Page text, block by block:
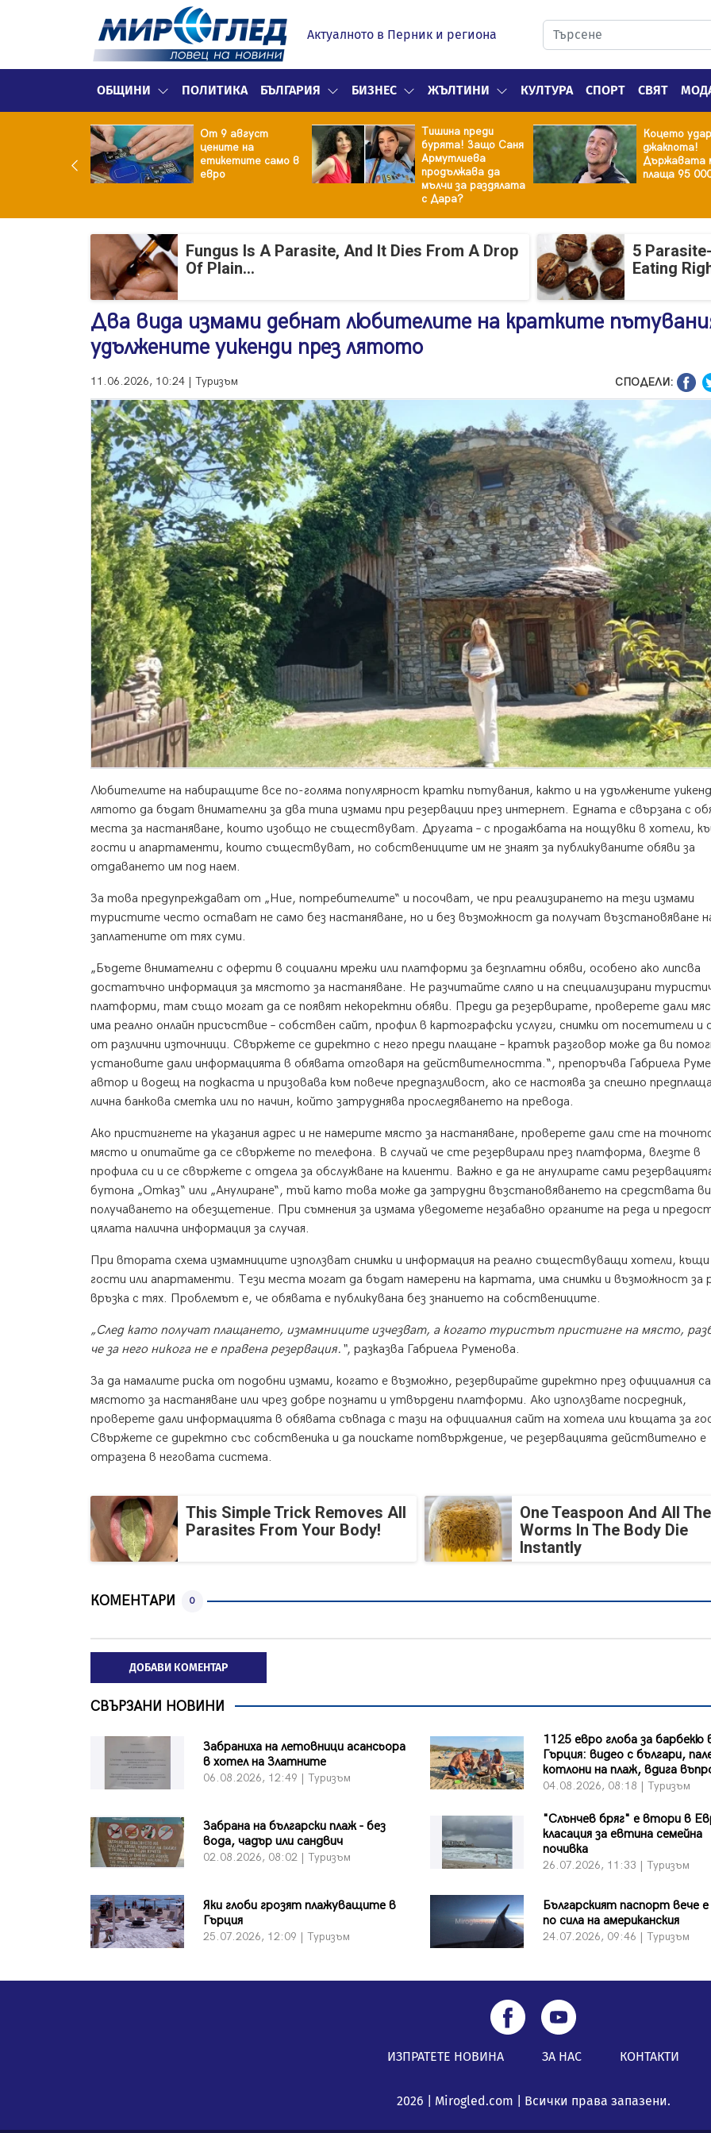
Актуалното в Перник и региона
ОБЩИНИ ПОЛИТИКА БЪЛГАРИЯ БИЗНЕС ЖЪЛТИНИ КУЛТУРА СПОРТ СВЯТ
От 9 август
цените на
етикетите само в
евро
Тишина преди
бурята! Защо Саня
Армутлиева
продължава да
мълчи за раздялата
с Дара?
Коцето
джакпота!
Държавата
плаща 95
Fungus Is A Parasite, And It Dies From A Drop
Of Plain...
5
Eating
Два вида измами дебнат любителите на кратките
удължените уикенди през лятото
11.06.2026, 10:24 | Туризъм СПОДЕЛИ:
Любителите на набиращите все по-голяма популярност кратки пътувания, както и на удължените
лятото да бъдат внимателни за два типа измами при резервации през интернет. Едната е свързана с
места за настаняване, които изобщо не съществуват. Другата – с продажбата на нощувки в хотели,
гости и апартаменти, които съществуват, но собствениците им не знаят за публикуваните обяви за
отдаването им под наем.
За това предупреждават от „Ние, потребителите“ и посочват, че при реализирането на тези измами
туристите често остават не само без настаняване, но и без възможност да получат възстановяване
заплатените от тях суми.
„Бъдете внимателни с оферти в социални мрежи или платформи за безплатни обяви, особено ако липсва
достатъчно информация за мястото за настаняване. Не разчитайте сляпо и на специализирани
платформи, там също могат да се появят некоректни обяви. Преди да резервирате, проверете дали
има реално онлайн присъствие – собствен сайт, профил в картографски услуги, снимки от посетители и
от различни източници. Свържете се директно с него преди плащане – кратък разговор може да ви
установите дали информацията в обявата отговаря на действителността.“, препоръчва Габриела
автор и водещ на подкаста и призовава към повече предпазливост, ако се настоява за спешно
лична банкова сметка или по начин, който затруднява проследяването на превода.
Ако пристигнете на указания адрес и не намерите място за настаняване, проверете дали сте на
място и опитайте да се свържете по телефона. В случай че сте резервирали през платформа, влезте в
профила си и се свържете с отдела за обслужване на клиенти. Важно е да не анулирате сами
бутона „Отказ“ или „Анулиране“, тъй като това може да затрудни възстановяването на средствата ви
получаването на обезщетение. При съмнения за измама уведомете незабавно органите на реда и
цялата налична информация за случая.
При втората схема измамниците използват снимки и информация на реално съществуващи хотели, къщи
гости или апартаменти. Тези места могат да бъдат намерени на картата, има снимки и възможност за
връзка с тях. Проблемът е, че обявата е публикувана без знанието на собствениците.
„След като получат плащането, измамниците изчезват, а когато туристът пристигне на място,
че за него никога не е правена резервация.“, разказва Габриела Руменова.
За да намалите риска от подобни измами, когато е възможно, резервирайте директно през официалния
мястото за настаняване или чрез добре познати и утвърдени платформи. Ако използвате посредник,
проверете дали информацията в обявата съвпада с тази на официалния сайт на хотела или къщата за
Свържете се директно със собственика и да поискате потвърждение, че резервацията действително е
отразена в неговата система.
This Simple Trick Removes All
Parasites From Your Body!
One Teaspoon And All The
Worms In The Body Die
Instantly
КОМЕНТАРИ 0
ДОБАВИ КОМЕНТАР
СВЪРЗАНИ НОВИНИ
Забраниха на летовници асансьора
в хотел на Златните
06.08.2026, 12:49 | Туризъм
1125 евро глоба за барбекю
Гърция: видео с българи,
котлони на плаж, вдига
04.08.2026, 08:18 | Туризъм
Забрана на български плаж - без
вода, чадър или сандвич
02.08.2026, 08:02 | Туризъм
"Слънчев бряг" е втори в
класация за евтина семейна
почивка
26.07.2026, 11:33 | Туризъм
Яки глоби грозят плажуващите в
Гърция
25.07.2026, 12:09 | Туризъм
Българският паспорт вече
по сила на американския
24.07.2026, 09:46 | Туризъм
ИЗПРАТЕТЕ НОВИНА ЗА НАС КОНТАКТИ
2026 | Mirogled.com | Всички права запазени.